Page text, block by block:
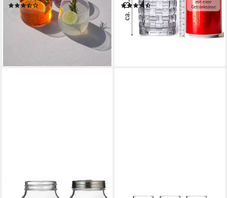
(3)
ab 19,90 € UVP24,90 €
lieferbar - in 3-4 Werktagen bei dir
Set, 330ml(13)
ab 23,09 € UVP29,99 €
lieferbar - in 2-3 Werktagen bei dir